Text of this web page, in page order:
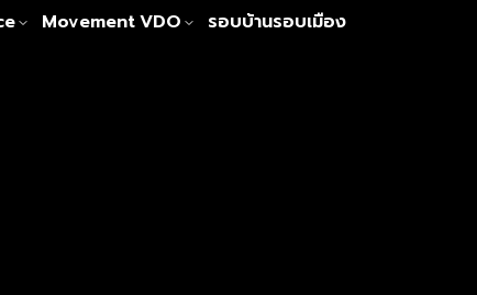
MovementVDO รอบบ้านรอบเมือง